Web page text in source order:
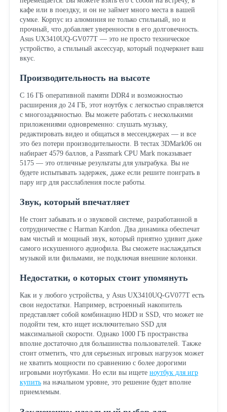
кафе или в поездку, и он не займет много места в вашей
сумке. Корпус из алюминия не только стильный, но и
прочный, что добавляет уверенности в его долговечность.
Asus UX3410UQ-GV077T — это не просто техническое
устройство, а стильный аксессуар, который подчеркнет ваш
вкус.
Производительность на высоте
С 16 ГБ оперативной памяти DDR4 и возможностью
расширения до 24 ГБ, этот ноутбук с легкостью справляется
с многозадачностью. Вы можете работать с несколькими
приложениями одновременно: слушать музыку,
редактировать видео и общаться в мессенджерах — и все
это без потери производительности. В тестах 3DMark06 он
набирает 4579 баллов, а Passmark CPU Mark показывает
5175 — это отличные результаты для ультрабука. Вы не
будете испытывать задержек, даже если решите поиграть в
пару игр для расслабления после работы.
Звук, который впечатляет
Не стоит забывать и о звуковой системе, разработанной в
сотрудничестве с Harman Kardon. Два динамика обеспечат
вам чистый и мощный звук, который приятно удивит даже
самого искушенного аудиофила. Вы сможете наслаждаться
музыкой или фильмами, не подключая внешние колонки.
Недостатки, о которых стоит упомянуть
Как и у любого устройства, у Asus UX3410UQ-GV077T есть
свои недостатки. Например, встроенный накопитель
представляет собой комбинацию HDD и SSD, что может не
подойти тем, кто ищет исключительно SSD для
максимальной скорости. Однако 1000 ГБ пространства
вполне достаточно для большинства пользователей. Также
стоит отметить, что для серьезных игровых нагрузок может
не хватить мощности по сравнению с более дорогими
игровыми ноутбуками. Но если вы ищете ноутбук для игр
купитьна начальном уровне, это решение будет вполне
приемлемым.